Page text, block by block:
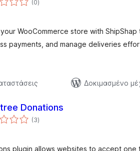
(0σύνολο
)
WooCommerce store with
payments, and manage deliveries
Δοκιμασμένο
Donations
(3αξιολογήσεις
σύνολο
)
plugin allows websites to accept one